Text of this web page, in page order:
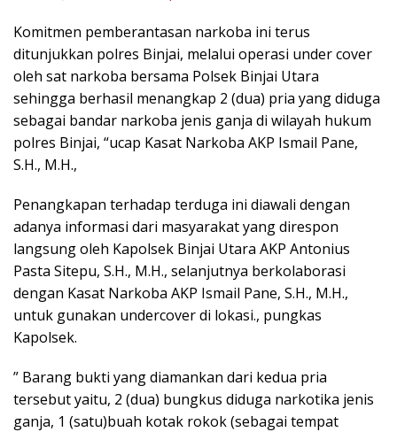
‎Komitmen pemberantasan narkoba ini terus
ditunjukkan polres Binjai, melalui operasi under cover
oleh sat narkoba bersama Polsek Binjai Utara
sehingga berhasil menangkap 2 (dua) pria yang diduga
sebagai bandar narkoba jenis ganja di wilayah hukum
polres Binjai, “ucap Kasat Narkoba AKP Ismail Pane,
S.H., M.H.,
Penangkapan terhadap terduga ini diawali dengan
adanya informasi dari masyarakat yang direspon
langsung oleh Kapolsek Binjai Utara AKP Antonius
Pasta Sitepu, S.H., M.H., selanjutnya berkolaborasi
dengan Kasat Narkoba AKP Ismail Pane, S.H., M.H.,
untuk gunakan undercover di lokasi., pungkas
Kapolsek.
” Barang bukti yang diamankan dari kedua pria
tersebut yaitu, 2 (dua) bungkus diduga narkotika jenis
ganja, ⁠1 (satu)buah kotak rokok (sebagai tempat